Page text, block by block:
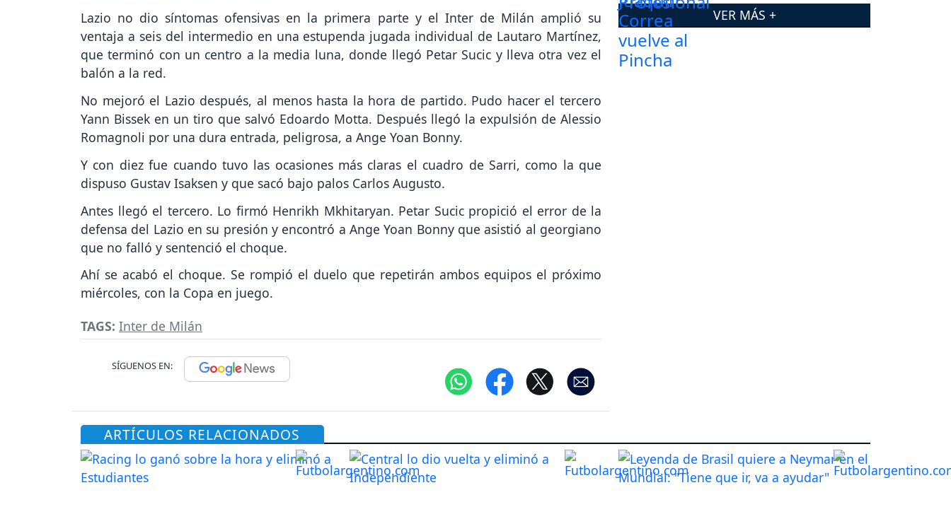
Lazio no dio síntomas ofensivas en la primera parte y el Inter de Milán amplió su
ventaja a seis del intermedio en una estupenda jugada individual de Lautaro Martínez,
que terminó con un centro a la media luna, donde llegó Petar Sucic y lleva otra vez el
balón a la red.
No mejoró el Lazio después, al menos hasta la hora de partido. Pudo hacer el tercero
Yann Bissek en un tiro que salvó Edoardo Motta. Después llegó la expulsión de Alessio
Romagnoli por una dura entrada, peligrosa, a Ange Yoan Bonny.
Y con diez fue cuando tuvo las ocasiones más claras el cuadro de Sarri, como la que
dispuso Gustav Isaksen y que sacó bajo palos Carlos Augusto.
Antes llegó el tercero. Lo firmó Henrikh Mkhitaryan. Petar Sucic propició el error de la
defensa del Lazio en su presión y encontró a Ange Yoan Bonny que asistió al georgiano
que no falló y sentenció el choque.
Ahí se acabó el choque. Se rompió el duelo que repetirán ambos equipos el próximo
miércoles, con la Copa en juego.
TAGS: Inter de Milán
SÍGUENOS EN:
VER MÁS +
ARTÍCULOS RELACIONADOS